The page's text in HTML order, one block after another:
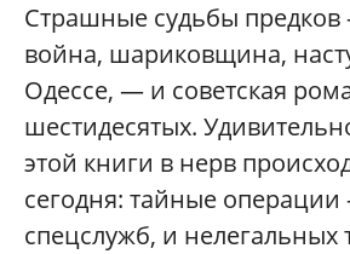
Страшные судьбы
война, шариковщина,
Одессе, — и советская
шестидесятых.
этой книги в нерв
сегодня: тайные
спецслужб, и нелегальных